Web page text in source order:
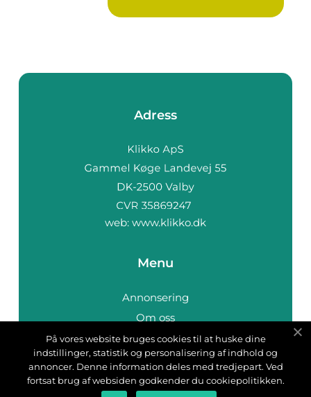
Adress
web: www.klikko.dk
Menu
Annonsering
Om oss
Cookies
Kontakta oss
Sitemap
På vores website bruges cookies til at huske dine
indstillinger, statistik og personalisering af indhold og
annoncer. Denne information deles med tredjepart. Ved
fortsat brug af websiden godkender du cookiepolitikken.